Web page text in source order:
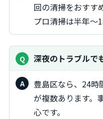
回の清掃をおすす
プロ清掃は半年～
深夜のトラブル
豊島区なら、24時間・深夜対応可能な専門業者
が複数あります。
心です。